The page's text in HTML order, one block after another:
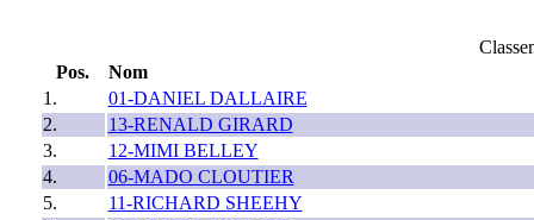
Pos.
Nom
1.
01-DANIEL DALLAIRE
2.
13-RENALD GIRARD
3.
12-MIMI BELLEY
4.
06-MADO CLOUTIER
5.
11-RICHARD SHEEHY